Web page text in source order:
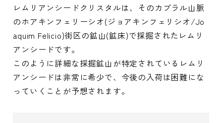
レムリアンシードクリスタルは、そのカブラル山脈
のホアキンフェリーシオ(ジョアキンフェリシオ/Jo
aquim Felicio)街区の鉱山(鉱床)で採掘されたレムリ
アンシードです。
このように詳細な採掘鉱山が特定されているレムリ
アンシードは非常に希少で、今後の入荷は困難にな
っていくことが予想されます。